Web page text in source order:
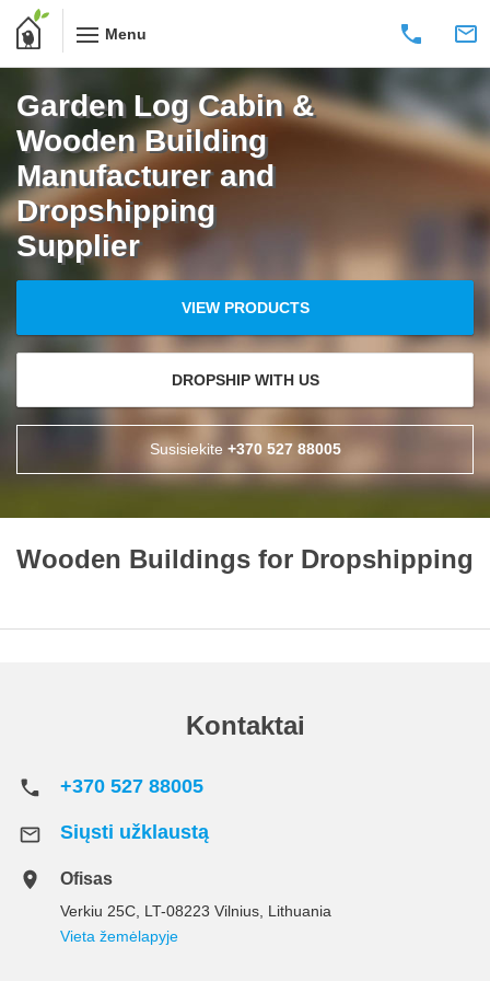
Menu
Garden Log Cabin &
Wooden Building
Manufacturer and
Dropshipping
Supplier
VIEW PRODUCTS
DROPSHIP WITH US
Susisiekite +370 527 88005
Wooden Buildings for Dropshipping
Kontaktai
+370 527 88005
Siųsti užklaustą
Ofisas
Verkiu 25C, LT-08223 Vilnius, Lithuania
Vieta žemėlapyje